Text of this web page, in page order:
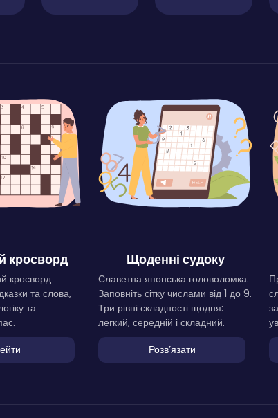
кросворд
кросворд
та слова,
та
Щоденні судоку
Славетна японська головоломка.
Заповніть сітку числами від 1 до 9.
Три рівні складності щодня:
легкий, середній і складний.
Розвʼязати